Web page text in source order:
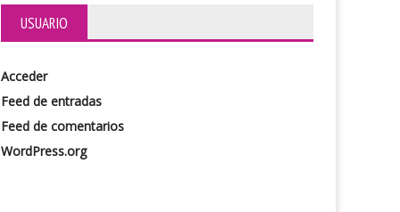
USUARIO
Acceder
Feed de entradas
Feed de comentarios
WordPress.org